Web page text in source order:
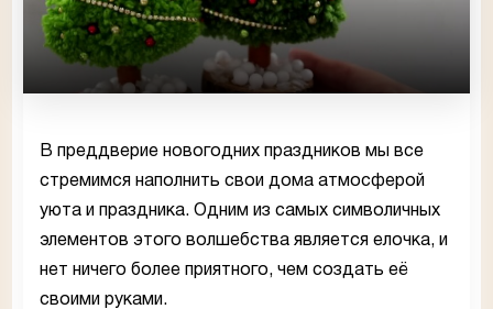
В преддверие новогодних праздников мы все
стремимся наполнить свои дома атмосферой
уюта и праздника. Одним из самых символичных
элементов этого волшебства является елочка, и
нет ничего более приятного, чем создать её
своими руками.